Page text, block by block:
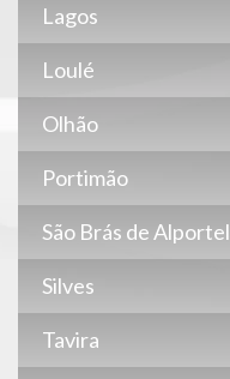
Lagos
Loulé
Olhão
Portimão
São Brás de Alportel
Silves
Tavira